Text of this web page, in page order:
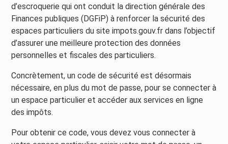
d’escroquerie qui ont conduit la direction générale des
Finances publiques (DGFiP) à renforcer la sécurité des
espaces particuliers du site impots.gouv.fr dans l’objectif
d’assurer une meilleure protection des données
personnelles et fiscales des particuliers.
Concrètement, un code de sécurité est désormais
nécessaire, en plus du mot de passe, pour se connecter à
un espace particulier et accéder aux services en ligne
des impôts.
Pour obtenir ce code, vous devez vous connecter à